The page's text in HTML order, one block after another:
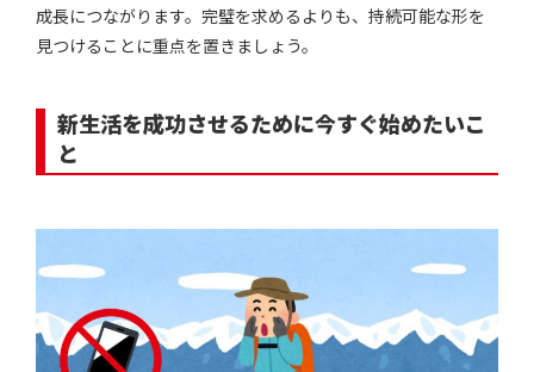
成長につながります。完璧を求めるよりも、持続可能な形を
見つけることに重点を置きましょう。
新生活を成功させるために今すぐ始めたいこ
と